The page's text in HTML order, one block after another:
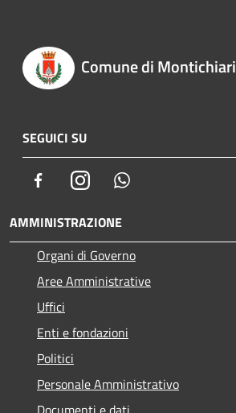
Comune di Montichiari
SEGUICI SU
FacebookInstagram
AMMINISTRAZIONE
Organi di Governo
Aree Amministrative
Uffici
Enti e fondazioni
Politici
Personale Amministrativo